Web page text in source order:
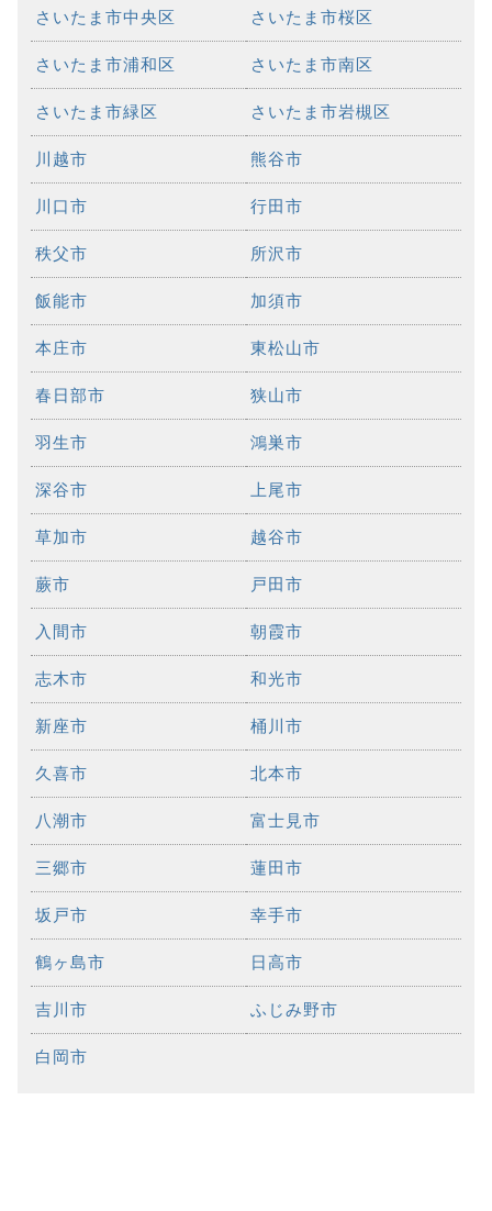
さいたま市中央区 さいたま市桜区
さいたま市浦和区 さいたま市南区
さいたま市緑区 さいたま市岩槻区
川越市 熊谷市
川口市 行田市
秩父市 所沢市
飯能市 加須市
本庄市 東松山市
春日部市 狭山市
羽生市 鴻巣市
深谷市 上尾市
草加市 越谷市
蕨市 戸田市
入間市 朝霞市
志木市 和光市
新座市 桶川市
久喜市 北本市
八潮市 富士見市
三郷市 蓮田市
坂戸市 幸手市
鶴ヶ島市 日高市
吉川市 ふじみ野市
白岡市